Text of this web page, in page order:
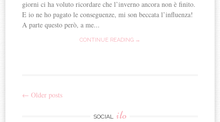
giorni ci ha voluto ricordare che l’inverno ancora non è finito.
E io ne ho pagato le conseguenze, mi son beccata l’influenza!
A parte questo però, a me...
CONTINUE READING →
Post navigation
← Older posts
SOCIAL ilo